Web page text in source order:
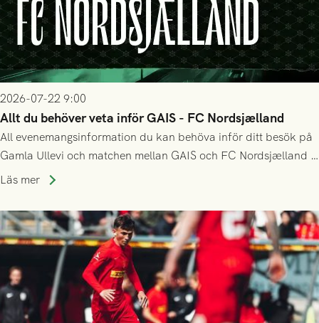
2026-07-22 9:00
Allt du behöver veta inför GAIS - FC Nordsjælland
All evenemangsinformation du kan behöva inför ditt besök på
Gamla Ullevi och matchen mellan GAIS och FC Nordsjælland i
kvalet till Conference League! Avspark kl 19.00 på torsdag
Läs mer